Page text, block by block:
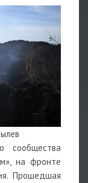
сообщества
на фронте
Прошедшая